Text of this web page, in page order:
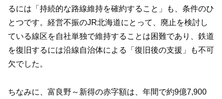
るには「持続的な路線維持を確約すること」も、条件のひ
とつです。経営不振のJR北海道にとって、廃止を検討し
ている線区を自社単独で維持することは困難であり、鉄道
を復旧するには沿線自治体による「復旧後の支援」も不可
欠でした。
ちなみに、富良野～新得の赤字額は、年間で約9億7,900